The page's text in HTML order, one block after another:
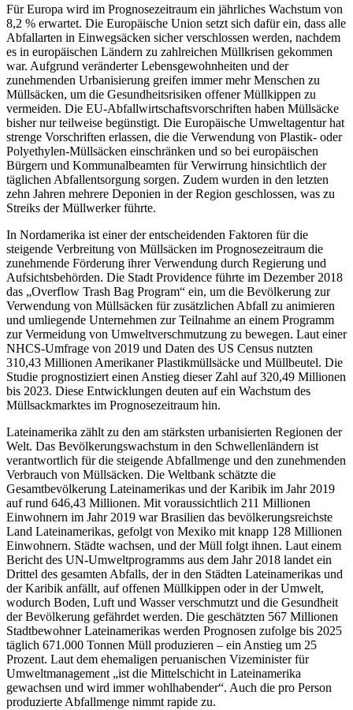
Für Europa wird im Prognosezeitraum ein jährliches Wachstum von
8,2 % erwartet. Die Europäische Union setzt sich dafür ein, dass alle
Abfallarten in Einwegsäcken sicher verschlossen werden, nachdem
es in europäischen Ländern zu zahlreichen Müllkrisen gekommen
war. Aufgrund veränderter Lebensgewohnheiten und der
zunehmenden Urbanisierung greifen immer mehr Menschen zu
Müllsäcken, um die Gesundheitsrisiken offener Müllkippen zu
vermeiden. Die EU-Abfallwirtschaftsvorschriften haben Müllsäcke
bisher nur teilweise begünstigt. Die Europäische Umweltagentur hat
strenge Vorschriften erlassen, die die Verwendung von Plastik- oder
Polyethylen-Müllsäcken einschränken und so bei europäischen
Bürgern und Kommunalbeamten für Verwirrung hinsichtlich der
täglichen Abfallentsorgung sorgen. Zudem wurden in den letzten
zehn Jahren mehrere Deponien in der Region geschlossen, was zu
Streiks der Müllwerker führte.
In Nordamerika ist einer der entscheidenden Faktoren für die
steigende Verbreitung von Müllsäcken im Prognosezeitraum die
zunehmende Förderung ihrer Verwendung durch Regierung und
Aufsichtsbehörden. Die Stadt Providence führte im Dezember 2018
das „Overflow Trash Bag Program“ ein, um die Bevölkerung zur
Verwendung von Müllsäcken für zusätzlichen Abfall zu animieren
und umliegende Unternehmen zur Teilnahme an einem Programm
zur Vermeidung von Umweltverschmutzung zu bewegen. Laut einer
NHCS-Umfrage von 2019 und Daten des US Census nutzten
310,43 Millionen Amerikaner Plastikmüllsäcke und Müllbeutel. Die
Studie prognostiziert einen Anstieg dieser Zahl auf 320,49 Millionen
bis 2023. Diese Entwicklungen deuten auf ein Wachstum des
Müllsackmarktes im Prognosezeitraum hin.
Lateinamerika zählt zu den am stärksten urbanisierten Regionen der
Welt. Das Bevölkerungswachstum in den Schwellenländern ist
verantwortlich für die steigende Abfallmenge und den zunehmenden
Verbrauch von Müllsäcken. Die Weltbank schätzte die
Gesamtbevölkerung Lateinamerikas und der Karibik im Jahr 2019
auf rund 646,43 Millionen. Mit voraussichtlich 211 Millionen
Einwohnern im Jahr 2019 war Brasilien das bevölkerungsreichste
Land Lateinamerikas, gefolgt von Mexiko mit knapp 128 Millionen
Einwohnern. Städte wachsen, und der Müll folgt ihnen. Laut einem
Bericht des UN-Umweltprogramms aus dem Jahr 2018 landet ein
Drittel des gesamten Abfalls, der in den Städten Lateinamerikas und
der Karibik anfällt, auf offenen Müllkippen oder in der Umwelt,
wodurch Boden, Luft und Wasser verschmutzt und die Gesundheit
der Bevölkerung gefährdet werden. Die geschätzten 567 Millionen
Stadtbewohner Lateinamerikas werden Prognosen zufolge bis 2025
täglich 671.000 Tonnen Müll produzieren – ein Anstieg um 25
Prozent. Laut dem ehemaligen peruanischen Vizeminister für
Umweltmanagement „ist die Mittelschicht in Lateinamerika
gewachsen und wird immer wohlhabender“. Auch die pro Person
produzierte Abfallmenge nimmt rapide zu.